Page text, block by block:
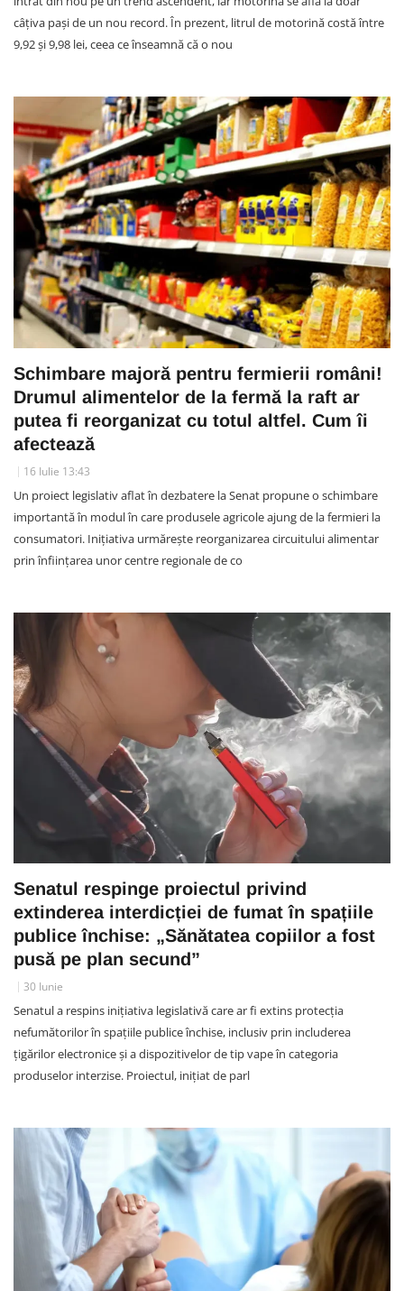
câțiva pași de un nou record. În prezent, litrul de motorină costă între
9,92 și 9,98 lei, ceea ce înseamnă că o nou
Schimbare majoră pentru fermierii români!
Drumul alimentelor de la fermă la raft ar
putea fi reorganizat cu totul altfel. Cum îi
afectează
16 Iulie 13:43
Un proiect legislativ aflat în dezbatere la Senat propune o schimbare
importantă în modul în care produsele agricole ajung de la fermieri la
consumatori. Inițiativa urmărește reorganizarea circuitului alimentar
prin înființarea unor centre regionale de co
Senatul respinge proiectul privind
extinderea interdicției de fumat în spațiile
publice închise: „Sănătatea copiilor a fost
pusă pe plan secund”
30 Iunie
Senatul a respins inițiativa legislativă care ar fi extins protecția
nefumătorilor în spațiile publice închise, inclusiv prin includerea
țigărilor electronice și a dispozitivelor de tip vape în categoria
produselor interzise. Proiectul, inițiat de parl